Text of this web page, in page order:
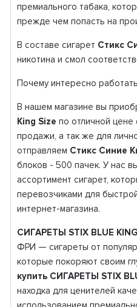
премиального табака,
прежде чем попасть на
В составе сигарет Стикс
никотина и смол
Почему интересно
В нашем магазине вы
King Size по отличной цене
продажи, а так же для
отправляем Стикс Синие
блоков - 500 пачек. У нас
ассортимент сигарет,
перевозчиками для
интернет-магазина.
СИГАРЕТЫ STIX BLUE
ФРИ — сигареты от
которые покоряют своим
купить СИГАРЕТЫ STIX
находка для ценителей